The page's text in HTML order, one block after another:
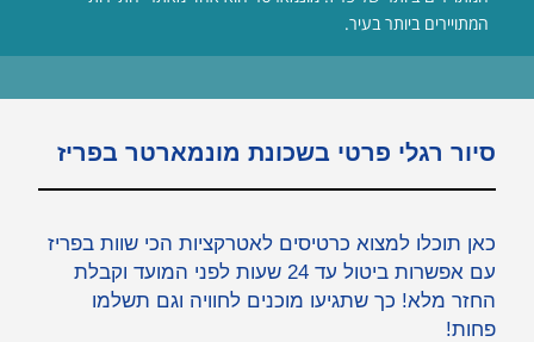
המתויירים ביותר בעיר.
סיור רגלי פרטי בשכונת מונמארטר בפריז
כאן תוכלו למצוא כרטיסים לאטרקציות הכי שוות בפריז
עם אפשרות ביטול עד 24 שעות לפני המועד וקבלת
החזר מלא! כך שתגיעו מוכנים לחוויה וגם תשלמו
פחות!